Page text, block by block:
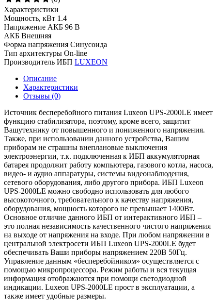
Характеристики
Мощность, кВт 1.4
Напряжение АКБ 96 В
АКБ Внешняя
Форма напряжения Синусоида
Тип архитектуры On-line
Производитель ИБП LUXEON
Описание
Характеристики
Отзывы (0)
Источник бесперебойного питания Luxeon UPS-2000LE имеет
функцию стабилизатора, поэтому, кроме всего, защитит
Вашутехнику от повышенного и пониженного напряжения.
Также, при использовании данного устройства, Вашим
приборам не страшны внеплановые выключения
электроэнергии, т.к. подключенная к ИБП аккумуляторная
батарея продолжит работу компьютера, газового котла, насоса,
видео- и аудио аппаратуры, системы видеонаблюдения,
сетевого оборудования, либо другого прибора. ИБП Luxeon
UPS-2000LE можно свободно использовать для любого
высокоточного, требовательного к качеству напряжения,
оборудования, мощность которого не превышает 1400Вт.
Основное отличие данного ИБП от интерактивного ИБП –
это полная независимость качественного чистого напряжения
на выходе от напряжения на входе. При любом напряжении в
центральной электросети ИБП Luxeon UPS-2000LE будет
обеспечивать Ваши приборы напряжением 220В 50Гц.
Управление данным «бесперебойником» осуществляется с
помощью микропроцессора. Режим работы и вся текущая
информация отображаются при помощи светодиодной
индикации. Luxeon UPS-2000LE прост в эксплуатации, а
также имеет удобные размеры.